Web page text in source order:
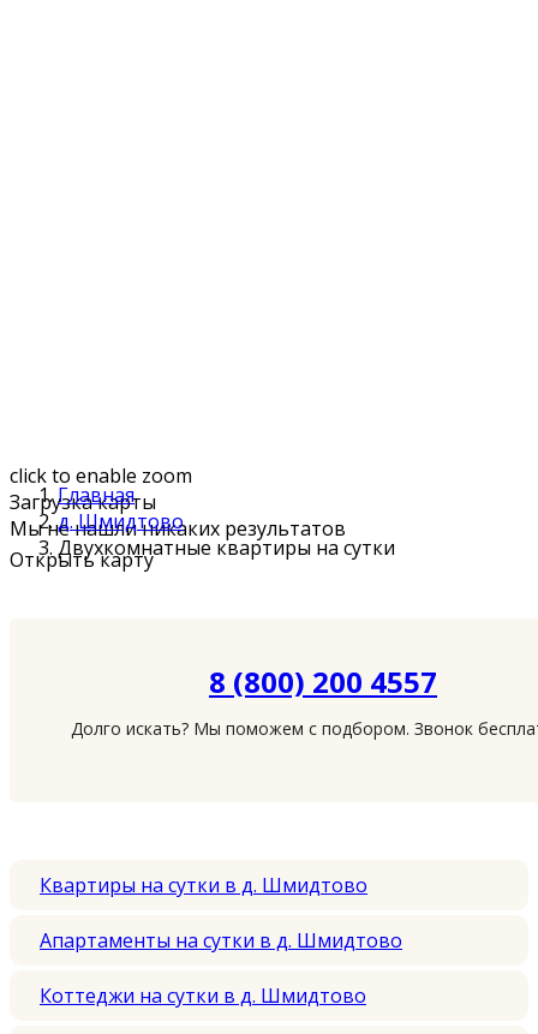
click to enable zoom
Загрузка карты
Мы не нашли никаких результатов
Открыть карту
Главная
д. Шмидтово
Двухкомнатные квартиры на сутки
8 (800) 200 4557
Долго искать? Мы поможем с подбором. Звонок
Квартиры на сутки в д. Шмидтово
Апартаменты на сутки в д. Шмидтово
Коттеджи на сутки в д. Шмидтово